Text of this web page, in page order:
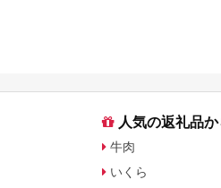
人気の返礼品
牛肉
いくら